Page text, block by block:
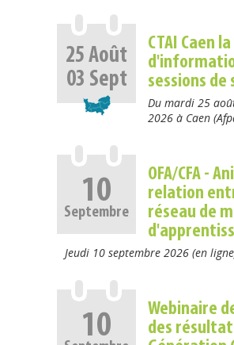
25 Août
03 Sept
CTAI Caen
sessions de
Du mardi 25
2026 à Caen
10
Septembre
OFA/CFA -
relation
réseau de
Jeudi 10 septembre 2026 (en
10
Webinaire
des